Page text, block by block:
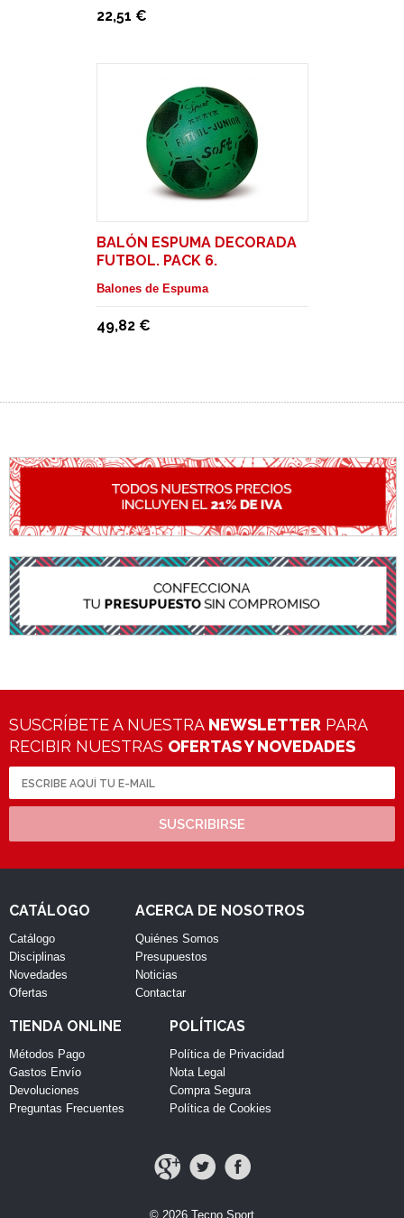
22,51 €
BALÓN ESPUMA DECORADA
FUTBOL. PACK 6.
Balones de Espuma
49,82 €
SUSCRÍBETE A NUESTRA NEWSLETTER PARA
RECIBIR NUESTRAS OFERTAS Y NOVEDADES
SUSCRIBIRSE
CATÁLOGO
Catálogo
Disciplinas
Novedades
Ofertas
ACERCA DE NOSOTROS
Quiénes Somos
Presupuestos
Noticias
Contactar
TIENDA ONLINE
Métodos Pago
Gastos Envío
Devoluciones
Preguntas Frecuentes
POLÍTICAS
Política de Privacidad
Nota Legal
Compra Segura
Política de Cookies
© 2026 Tecno Sport